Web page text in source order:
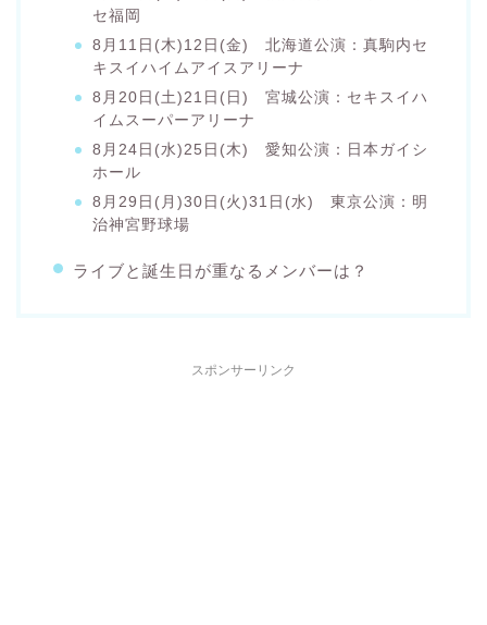
セ福岡
8月11日(木)12日(金) 北海道公演：真駒内セ
キスイハイムアイスアリーナ
8月20日(土)21日(日) 宮城公演：セキスイハ
イムスーパーアリーナ
8月24日(水)25日(木) 愛知公演：日本ガイシ
ホール
8月29日(月)30日(火)31日(水) 東京公演：明
治神宮野球場
ライブと誕生日が重なるメンバーは？
スポンサーリンク